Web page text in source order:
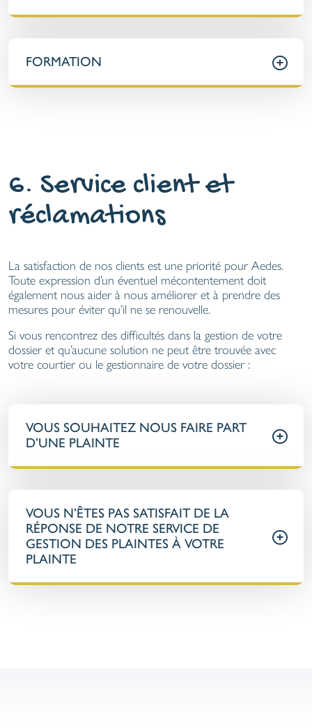
FORMATION
6. Service client et
réclamations
La satisfaction de nos clients est une priorité pour Aedes.
Toute expression d’un éventuel mécontentement doit
également nous aider à nous améliorer et à prendre des
mesures pour éviter qu’il ne se renouvelle.
Si vous rencontrez des difficultés dans la gestion de votre
dossier et qu’aucune solution ne peut être trouvée avec
votre courtier ou le gestionnaire de votre dossier :
VOUS SOUHAITEZ NOUS FAIRE PART
D’UNE PLAINTE
VOUS N’ÊTES PAS SATISFAIT DE LA
RÉPONSE DE NOTRE SERVICE DE
GESTION DES PLAINTES À VOTRE
PLAINTE